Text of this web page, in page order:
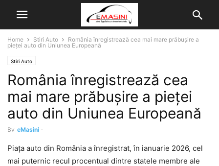
Home Stiri Auto
România înregistrează cea mai mare prăbușire a
pieței auto din Uniunea Europeană
Stiri Auto
România înregistrează cea
mai mare prăbușire a pieței
auto din Uniunea Europeană
By eMasini -
Piața auto din România a înregistrat, în ianuarie 2026, cel
mai puternic recul procentual dintre statele membre ale